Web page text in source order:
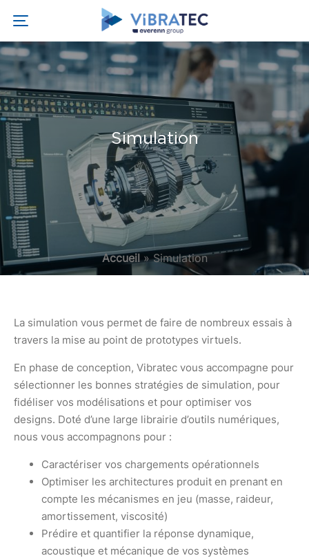
Simulation
Accueil»Simulation
La simulation vous permet de faire de nombreux essais à
travers la mise au point de prototypes virtuels.
En phase de conception, Vibratec vous accompagne pour
sélectionner les bonnes stratégies de simulation, pour
fidéliser vos modélisations et pour optimiser vos
designs. Doté d’une large librairie d’outils numériques,
nous vous accompagnons pour :
Caractériser vos chargements opérationnels
Optimiser les architectures produit en prenant en
compte les mécanismes en jeu (masse, raideur,
amortissement, viscosité)
Prédire et quantifier la réponse dynamique,
acoustique et mécanique de vos systèmes